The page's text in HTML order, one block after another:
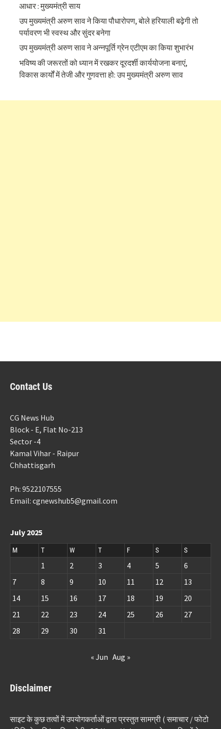
आधार : मुख्यमंत्री साय
उप मुख्यमंत्री अरुण साव ने किया पौधारोपण, बोले हरियाली बढ़ेगी तो
पर्यावरण भी स्वस्थ और सुंदर बनेगा
उप मुख्यमंत्री अरुण साव ने अन्नपूर्ति ग्रेन एटीएम का किया शुभारंभ
भविष्य की जरूरतों को ध्यान में रखकर दूरदर्शी कार्ययोजना बनाएं,
विकास कार्यों में तेजी और गुणवत्ता हो: उप मुख्यमंत्री अरुण साव
Contact Us
CG News Hub
Block - E, Flat No-213
Sector -4
Kamal Vihar - Raipur
Chhattisgarh
Ph: 9522107555
Email: cgnewshub5@gmail.com
July 2025
M T W T F S S
1 2 3 4 5
6
7
8 9 10 11 12
13
14
15 16 17 18 19
20
21
22 23 24 25 26
27
28
29 30 31
« Jun Aug »
Disclaimer
साइट के कुछ तत्वों में उपयोगकर्ताओं द्वारा प्रस्तुत सामग्री ( समाचार / फोटो